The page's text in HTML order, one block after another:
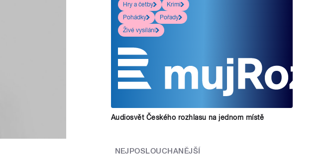
Hry a četby
Krimi
Pohádky
Pořady
Živé vysílání
Audiosvět Českého rozhlasu na jednom místě
NEJPOSLOUCHANĚJŠÍ